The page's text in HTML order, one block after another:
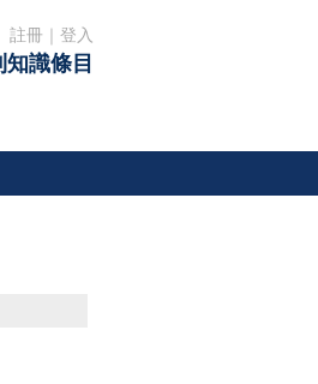
註冊 登入
知識條目